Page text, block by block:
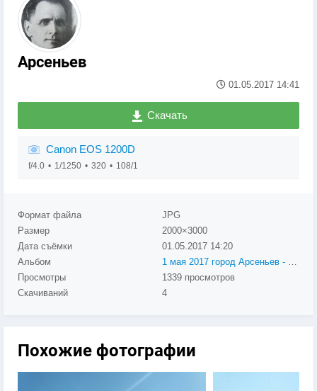
Арсеньев
01.05.2017 14:41
Скачать
Canon EOS 1200D
f/4.0 1/1250 320 108/1
Формат файла
JPG
Размер
2000×3000
Дата съёмки
01.05.2017 14:20
Альбом
Просмотры
1339 просмотров
Скачиваний
4
Похожие фотографии